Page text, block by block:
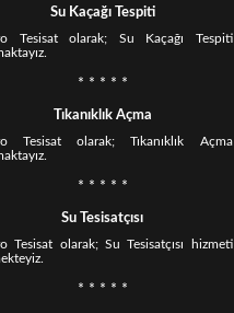
Su Kaçağı Tespiti
Tesisat olarak; Su Kaçağı Tespiti
* * * * *
Tıkanıklık Açma
Tesisat olarak; Tıkanıklık Açma
* * * * *
Su Tesisatçısı
Tesisat olarak; Su Tesisatçısı hizmeti
* * * * *